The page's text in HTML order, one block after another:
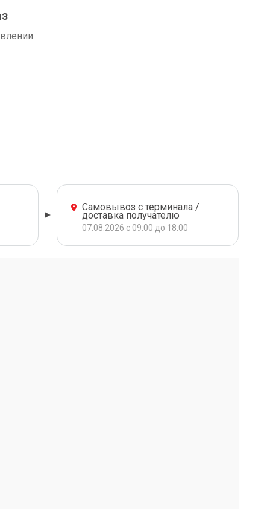
Самовывоз с терминала /
доставка получателю
07.08.2026 с 09:00 до 18:00